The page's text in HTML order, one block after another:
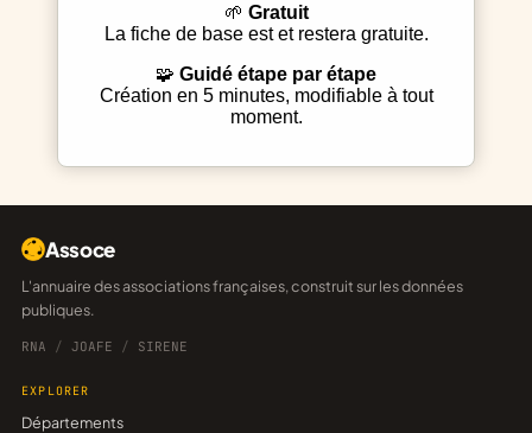
Gratuit
La fiche de base est et restera gratuite.
Guidé étape par étape
Création en 5 minutes, modifiable à tout
moment.
Assoce
L'annuaire des associations françaises, construit sur les données
publiques.
RNA / JOAFE / SIRENE
EXPLORER
Départements